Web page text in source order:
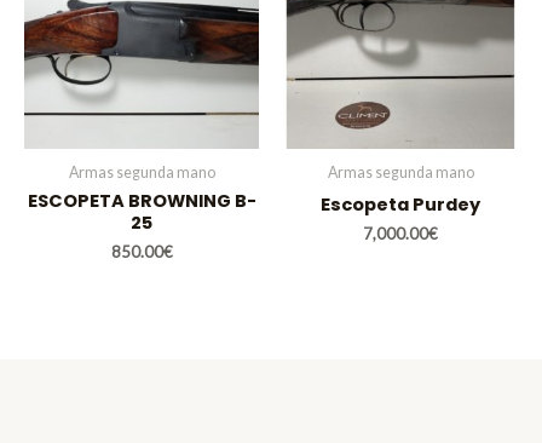
Armas segunda mano
ESCOPETA BROWNING B-
25
850.00€
Armas segunda mano
Escopeta Purdey
7,000.00€